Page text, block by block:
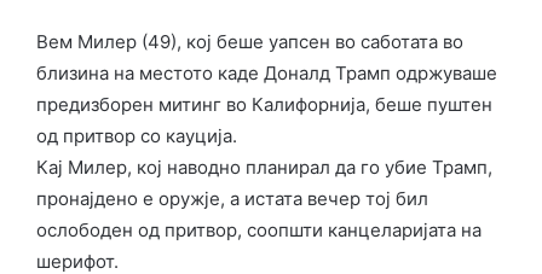
Вем Милер (49), кој беше уапсен во саботата во
близина на местото каде Доналд Трамп одржуваше
предизборен митинг во Калифорнија, беше пуштен
од притвор со кауција.
Кај Милер, кој наводно планирал да го убие Трамп,
пронајдено е оружје, а истата вечер тој бил
ослободен од притвор, соопшти канцеларијата на
шерифот.